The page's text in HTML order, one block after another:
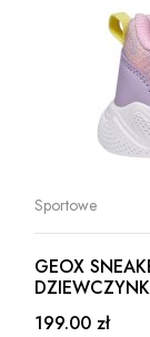
Sportowe
GEOX
199.00 zł